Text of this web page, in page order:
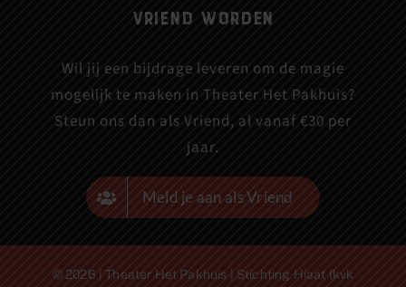
Vriend worden
Wil jij een bijdrage leveren om de magie
mogelijk te maken in Theater Het Pakhuis?
Steun ons dan als Vriend, al vanaf €30 per
jaar.
Meld je aan als Vriend
© 2026 | Theater Het Pakhuis | Stichting Hiaat (kvk